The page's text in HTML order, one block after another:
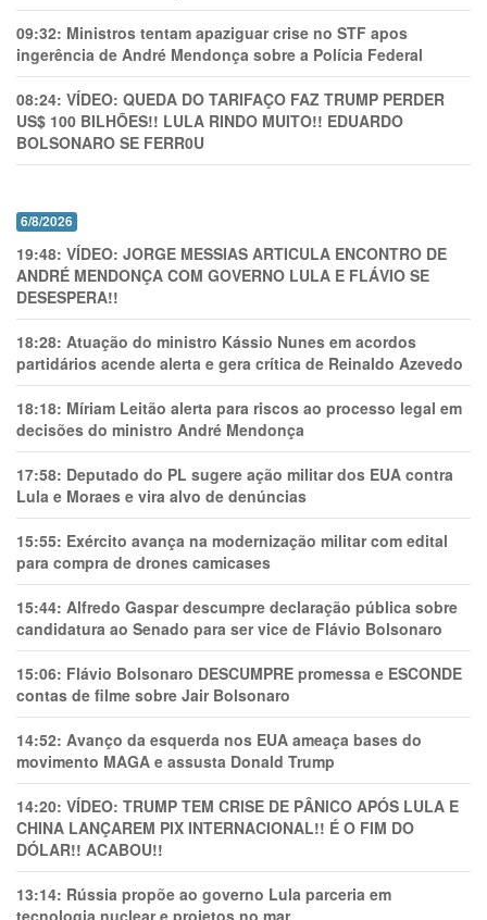
09:32: Ministros tentam apaziguar crise no STF apos
ingerência de André Mendonça sobre a Polícia Federal
08:24: VÍDEO: QUEDA DO TARIFAÇO FAZ TRUMP PERDER
US$ 100 BILHÕES!! LULA RINDO MUITO!! EDUARDO
BOLSONARO SE FERR0U
6/8/2026
19:48: VÍDEO: JORGE MESSIAS ARTICULA ENCONTRO DE
ANDRÉ MENDONÇA COM GOVERNO LULA E FLÁVIO SE
DESESPERA!!
18:28: Atuação do ministro Kássio Nunes em acordos
partidários acende alerta e gera crítica de Reinaldo Azevedo
18:18: Míriam Leitão alerta para riscos ao processo legal em
decisões do ministro André Mendonça
17:58: Deputado do PL sugere ação militar dos EUA contra
Lula e Moraes e vira alvo de denúncias
15:55: Exército avança na modernização militar com edital
para compra de drones camicases
15:44: Alfredo Gaspar descumpre declaração pública sobre
candidatura ao Senado para ser vice de Flávio Bolsonaro
15:06: Flávio Bolsonaro DESCUMPRE promessa e ESCONDE
contas de filme sobre Jair Bolsonaro
14:52: Avanço da esquerda nos EUA ameaça bases do
movimento MAGA e assusta Donald Trump
14:20: VÍDEO: TRUMP TEM CRlSE DE PÂNlCO APÓS LULA E
CHINA LANÇAREM PIX INTERNACIONAL!! É O FIM DO
DÓLAR!! ACABOU!!
13:14: Rússia propõe ao governo Lula parceria em
tecnologia nuclear e projetos no mar